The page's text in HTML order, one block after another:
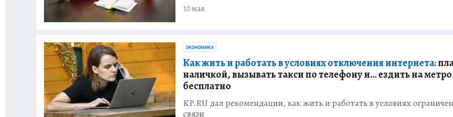
10 мая
ЭКОНОМИКА
Как жить и работать в условиях отключения интернета:
наличкой, вызывать такси по телефону и… ездить на метро
бесплатно
KP.RU дал рекомендации, как жить и работать в условиях
связи